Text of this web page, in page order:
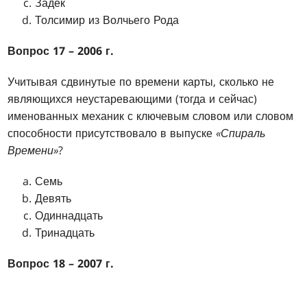
Толсимир из Волчьего Рода
Вопрос 17 – 2006 г.
Учитывая сдвинутые по времени карты, сколько не
являющихся неустаревающими (тогда и сейчас)
именованных механик с ключевым словом или словом
способности присутствовало в выпуске«Спираль
Времени»?
Семь
Девять
Одиннадцать
Тринадцать
Вопрос 18 – 2007 г.